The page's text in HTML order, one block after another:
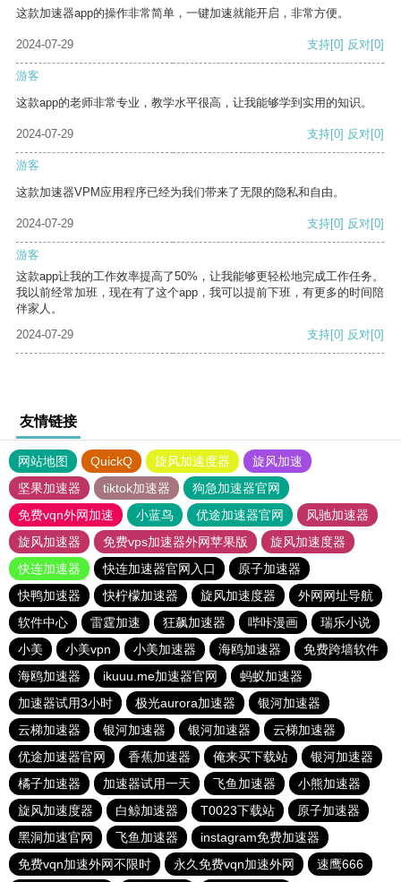
这款加速器app的操作非常简单，一键加速就能开启，非常方便。
2024-07-29 支持[0] 反对[0]
游客
这款app的老师非常专业，教学水平很高，让我能够学到实用的知识。
2024-07-29 支持[0] 反对[0]
游客
这款加速器VPM应用程序已经为我们带来了无限的隐私和自由。
2024-07-29 支持[0] 反对[0]
游客
这款app让我的工作效率提高了50%，让我能够更轻松地完成工作任务。
我以前经常加班，现在有了这个app，我可以提前下班，有更多的时间陪
伴家人。
2024-07-29
支持[0] 反对[0]
友情链接
网站地图 QuickQ 旋风加速度器
旋风加速
坚果加速器
tiktok加速器
狗急加速器官网
免费vqn外网加速
小蓝鸟 优途加速器官网
风驰加速器
旋风加速器
免费vps加速器外网苹果版
旋风加速度器
快连加速器
快连加速器官网入口
原子加速器
快鸭加速器
快柠檬加速器 旋风加速度器
外网网址导航
软件中心
雷霆加速 狂飙加速器 哔咔漫画
瑞乐小说
小美
小美vpn 小美加速器 海鸥加速器
免费跨墙软件
海鸥加速器
ikuuu.me加速器官网
蚂蚁加速器
加速器试用3小时
极光aurora加速器
银河加速器
云梯加速器
银河加速器 银河加速器
云梯加速器
优途加速器官网
香蕉加速器 俺来买下载站
银河加速器
橘子加速器
加速器试用一天 飞鱼加速器
小熊加速器
旋风加速度器
白鲸加速器 T0023下载站
原子加速器
黑洞加速官网
飞鱼加速器
instagram免费加速器
免费vqn加速外网不限时
永久免费vqn加速外网 速鹰666